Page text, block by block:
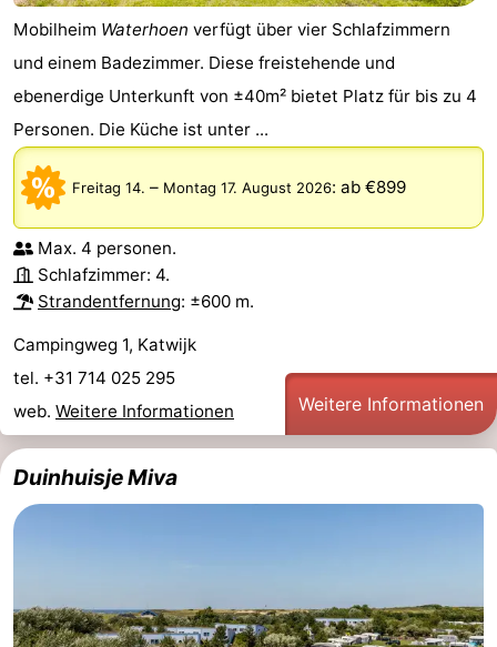
Zee
duinreservaat
Wijk
aan
Zee
-
Natur
Zuid-
Kennermerland
Amsterdam
-
Haarlem
-
Zandvoort
Südholland
-
Leiden
Bollenstreek
-
Natur
Hollands
Duin
-
Noordwijk
-
Scheveningen
-
Haag
Rotterdam
-
Mobilheim Waterhoen verfügt über vier Schlafzimmern
und einem Badezimmer. Diese freistehende und
ebenerdige Unterkunft von ±40m² bietet Platz für bis zu 4
Personen. Die Küche ist unter ...
Freitag 14. – Montag 17. August 2026: ab €899
Max. 4 personen.
Schlafzimmer: 4.
Strandentfernung: ±600 m.
Campingweg 1, Katwijk
tel. +31 714 025 295
web. Weitere Informationen Weitere Informationen
Duinhuisje Miva